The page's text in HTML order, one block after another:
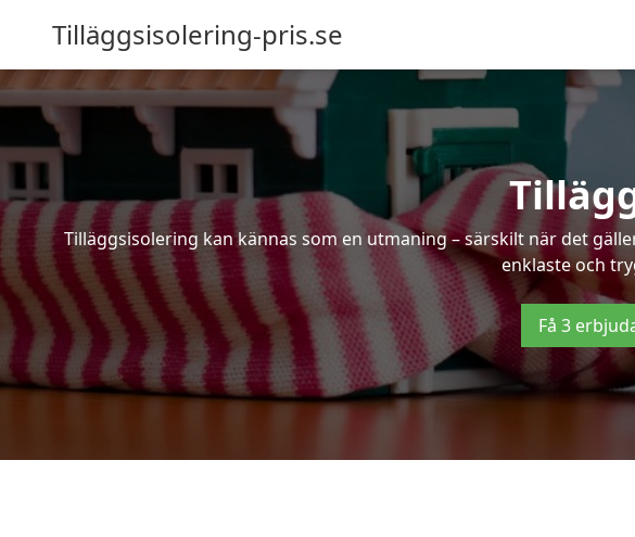
Tilläggsisolering-pris.se
Tilläggsisolering kan kännas som en utmaning – särskilt när det
enklaste och
Få 3